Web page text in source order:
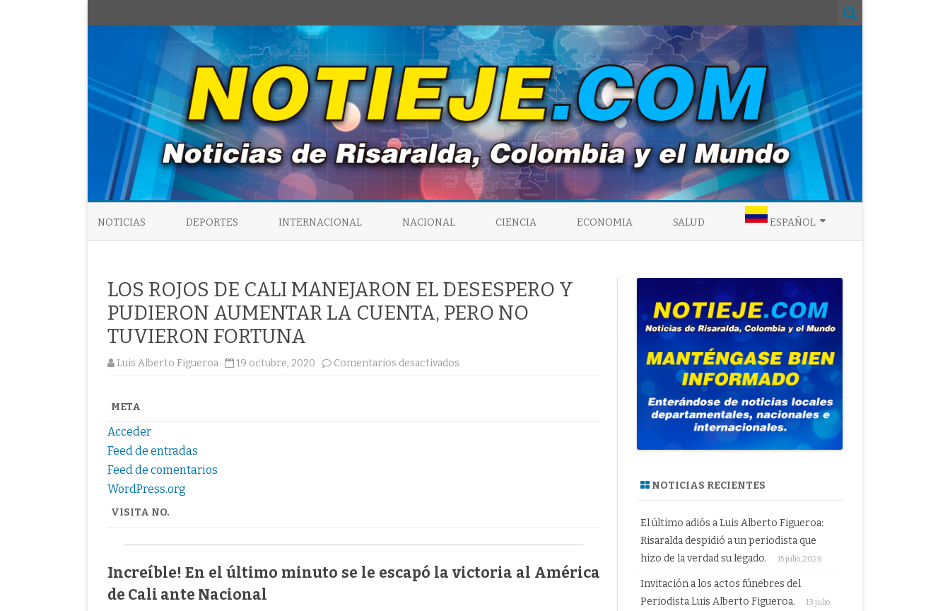
NOTICIAS DEPORTES INTERNACIONAL NACIONAL CIENCIA ECONOMIA SALUD ESPAÑOL
ESPAÑOL
LOS ROJOS DE CALI MANEJARON EL DESESPERO Y
PUDIERON AUMENTAR LA CUENTA, PERO NO
TUVIERON FORTUNA
Luis Alberto Figueroa 19 octubre, 2020 Comentarios desactivados
META
Acceder
Feed de entradas
Feed de comentarios
WordPress.org
VISITA NO.
Increíble! En el último minuto se le escapó la victoria al América
de Cali ante Nacional
NOTICIAS RECIENTES
El último adiós a Luis Alberto Figueroa:
Risaralda despidió a un periodista que
hizo de la verdad su legado.
15 julio, 2026
Invitación a los actos fúnebres del
Periodista Luis Alberto Figueroa.
13 julio,